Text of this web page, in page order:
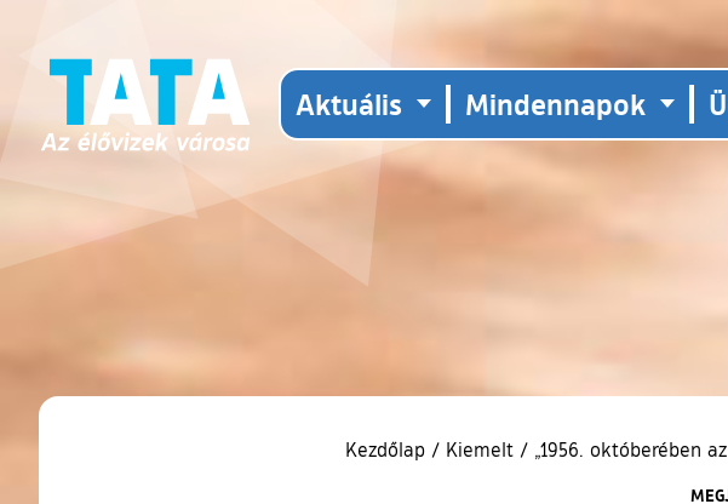
Aktuális Mindennapok
Kezdőlap / Kiemelt / „1956. októberében